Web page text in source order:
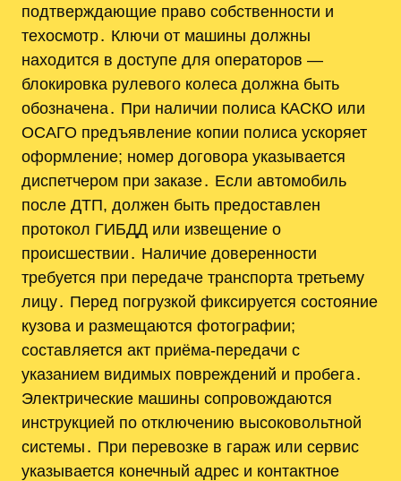
подтверждающие право собственности и
техосмотр․ Ключи от машины должны
находится в доступе для операторов —
блокировка рулевого колеса должна быть
обозначена․ При наличии полиса КАСКО или
ОСАГО предъявление копии полиса ускоряет
оформление; номер договора указывается
диспетчером при заказе․ Если автомобиль
после ДТП, должен быть предоставлен
протокол ГИБДД или извещение о
происшествии․ Наличие доверенности
требуется при передаче транспорта третьему
лицу․ Перед погрузкой фиксируется состояние
кузова и размещаются фотографии;
составляется акт приёма-передачи с
указанием видимых повреждений и пробега․
Электрические машины сопровождаются
инструкцией по отключению высоковольтной
системы․ При перевозке в гараж или сервис
указывается конечный адрес и контактное